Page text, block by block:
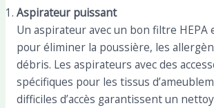
Aspirateur puissant
Un aspirateur avec un bon filtre HEPA
pour éliminer la poussière, les
débris. Les aspirateurs avec des
spécifiques pour les tissus
difficiles d’accès garantissent un